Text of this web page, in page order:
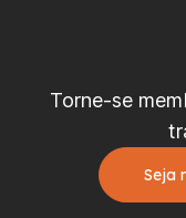
Torne-se
Seja